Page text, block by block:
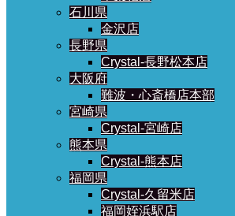
石川県
金沢店
長野県
Crystal-長野松本店
大阪府
難波・心斎橋店本部
宮崎県
Crystal-宮崎店
熊本県
Crystal-熊本店
福岡県
Crystal-久留米店
福岡姪浜駅店